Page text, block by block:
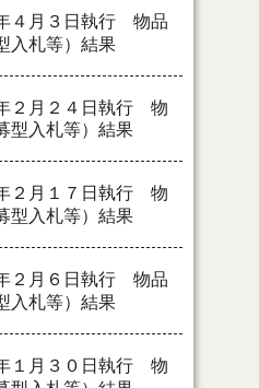
４月３日執行 物品
入札等）結果
２月２４日執行 物
型入札等）結果
２月１７日執行 物
型入札等）結果
２月６日執行 物品
入札等）結果
１月３０日執行 物